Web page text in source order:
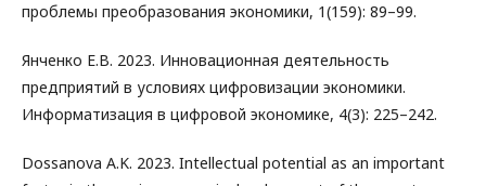
проблемы преобразования экономики, 1(159): 89–99.
Янченко Е.В. 2023. Инновационная деятельность
предприятий в условиях цифровизации экономики.
Информатизация в цифровой экономике, 4(3): 225–242.
Dossanova A.K. 2023. Intellectual potential as an important